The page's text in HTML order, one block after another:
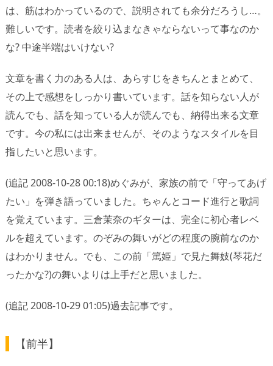
は、筋はわかっているので、説明されても余分だろうし…。
難しいです。読者を絞り込まなきゃならないって事なのか
な? 中途半端はいけない?
文章を書く力のある人は、あらすじをきちんとまとめて、
その上で感想をしっかり書いています。話を知らない人が
読んでも、話を知っている人が読んでも、納得出来る文章
です。今の私には出来ませんが、そのようなスタイルを目
指したいと思います。
(追記 2008-10-28 00:18)めぐみが、家族の前で「守ってあげ
たい」を弾き語っていました。ちゃんとコード進行と歌詞
を覚えています。三倉茉奈のギターは、完全に初心者レベ
ルを超えています。のぞみの舞いがどの程度の腕前なのか
はわかりません。でも、この前「篤姫」で見た舞妓(琴花だ
ったかな?)の舞いよりは上手だと思いました。
(追記 2008-10-29 01:05)過去記事です。
【前半】